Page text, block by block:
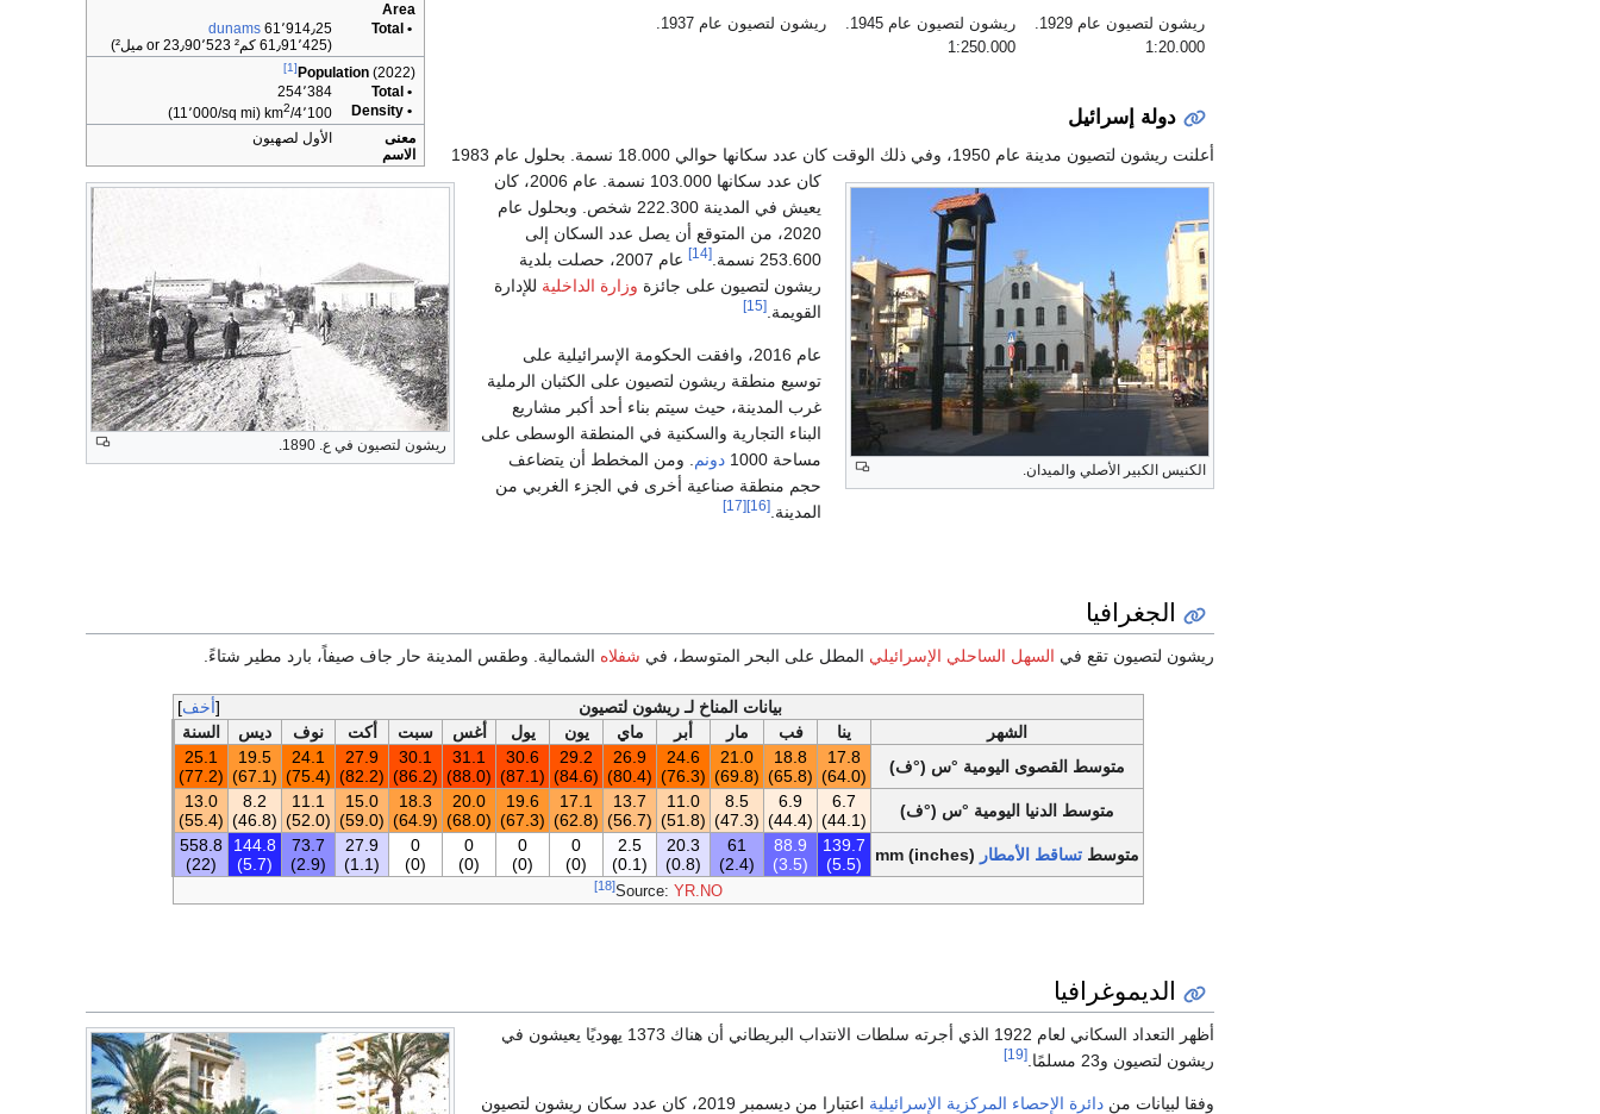
Area
• Total
61٬914٫25 dunams
(61٫91٬425 كم² or 23٫90٬523 ميل²)
Population (2022)
[1]
• Total
254٬384
• Density
4٬100/km 2
(11٬000/sq mi)
معنى
الاسم
الأول لصهيون
ريشون لتصيون في ع. 1890.
الكنيس الكبير الأصلي والميدان.
ريشون لتصيون عام 1929.
1:20.000
ريشون لتصيون عام 1945.
1:250.000
ريشون لتصيون عام 1937.
دولة إسرائيل
أعلنت ريشون لتصيون مدينة عام 1950، وفي ذلك الوقت كان عدد سكانها حوالي 18.000 نسمة. بحلول عام 1983
كان عدد سكانها 103.000 نسمة. عام 2006، كان
يعيش في المدينة 222.300 شخص. وبحلول عام
2020، من المتوقع أن يصل عدد السكان إلى
253.600 نسمة.
[14]
عام 2007، حصلت بلدية
ريشون لتصيون على جائزة وزارة الداخلية للإدارة
القويمة.[15]
عام 2016، وافقت الحكومة الإسرائيلية على
توسيع منطقة ريشون لتصيون على الكثبان الرملية
غرب المدينة، حيث سيتم بناء أحد أكبر مشاريع
البناء التجارية والسكنية في المنطقة الوسطى على
مساحة 1000
دونم. ومن المخطط أن يتضاعف
حجم منطقة صناعية أخرى في الجزء الغربي من
المدينة.[16]
[17]
الجغرافيا
ريشون لتصيون تقع في السهل الساحلي الإسرائيلي المطل على البحر المتوسط، في شفلاه الشمالية. وطقس المدينة حار جاف صيفاً، بارد مطير شتاءً.
أخف
بيانات المناخ لـ ريشون لتصيون
الشهر
ينا فب مار أبر ماي يون يول أغس سبت أكت نوف ديس
السنة
متوسط القصوى اليومية °س (°ف)
17.8
(64.0)
18.8
(65.8)
21.0
(69.8)
24.6
(76.3)
26.9
(80.4)
29.2
(84.6)
30.6
(87.1)
31.1
(88.0)
30.1
(86.2)
27.9
(82.2)
24.1
(75.4)
19.5
(67.1)
25.1
(77.2)
متوسط الدنيا اليومية °س (°ف)
6.7
(44.1)
6.9
(44.4)
8.5
(47.3)
11.0
(51.8)
13.7
(56.7)
17.1
(62.8)
19.6
(67.3)
20.0
(68.0)
18.3
(64.9)
15.0
(59.0)
11.1
(52.0)
8.2
(46.8)
13.0
(55.4)
متوسط تساقط الأمطار
139.7
(5.5)
88.9
(3.5)
61
(2.4)
20.3
(0.8)
2.5
(0.1)
0
(0)
0
(0)
0
(0)
0
(0)
27.9
(1.1)
73.7
(2.9)
144.8
(5.7)
558.8
(22)
Source: YR.NO
[18]
الديموغرافيا
أظهر التعداد السكاني لعام 1922 الذي أجرته سلطات الانتداب البريطاني أن هناك 1373 يهوديًا يعيشون في
ريشون لتصيون و23 مسلمًا.
[19]
وفقا لبيانات من دائرة الإحصاء المركزية الإسرائيلية
اعتبارا من ديسمبر 2019، كان عدد سكان ريشون لتصيون